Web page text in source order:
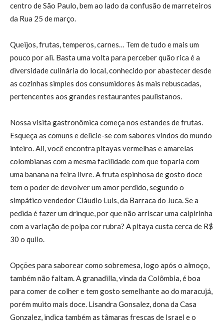
centro de São Paulo, bem ao lado da confusão de marreteiros
da Rua 25 de março.
Queijos, frutas, temperos, carnes… Tem de tudo e mais um
pouco por ali. Basta uma volta para perceber quão rica é a
diversidade culinária do local, conhecido por abastecer desde
as cozinhas simples dos consumidores às mais rebuscadas,
pertencentes aos grandes restaurantes paulistanos.
Nossa visita gastronômica começa nos estandes de frutas.
Esqueça as comuns e delicie-se com sabores vindos do mundo
inteiro. Ali, você encontra pitayas vermelhas e amarelas
colombianas com a mesma facilidade com que toparia com
uma banana na feira livre. A fruta espinhosa de gosto doce
tem o poder de devolver um amor perdido, segundo o
simpático vendedor Cláudio Luis, da Barraca do Juca. Se a
pedida é fazer um drinque, por que não arriscar uma caipirinha
com a variação de polpa cor rubra? A pitaya custa cerca de R$
30 o quilo.
Opções para saborear como sobremesa, logo após o almoço,
também não faltam. A granadilla, vinda da Colômbia, é boa
para comer de colher e tem gosto semelhante ao do maracujá,
porém muito mais doce. Lisandra Gonsalez, dona da Casa
Gonzalez, indica também as tâmaras frescas de Israel e o